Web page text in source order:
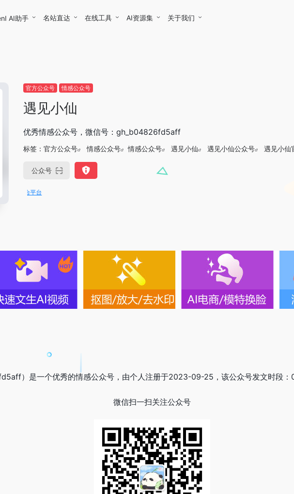
AI助手 名站直达 在线工具 AI资源集 关于我们
官方公众号 情感公众号
遇见小仙
优秀情感公众号，微信号：gh_b04826fd5aff
标签： 官方公众号 情感公众号 情感公众号 遇见小仙 遇见小仙公众号 遇见小仙
公众号
）是一个优秀的情感公众号，由个人注册于2023-09-25，该公众号发文时段：
微信扫一扫关注公众号